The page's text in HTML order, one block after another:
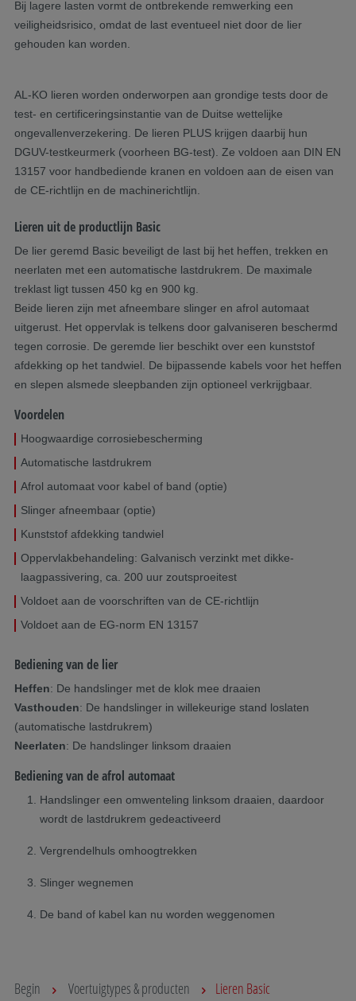
Bij lagere lasten vormt de ontbrekende remwerking een
veiligheidsrisico, omdat de last eventueel niet door de lier
gehouden kan worden.
AL-KO lieren worden onderworpen aan grondige tests door de
test- en certificeringsinstantie van de Duitse wettelijke
ongevallenverzekering. De lieren PLUS krijgen daarbij hun
DGUV-testkeurmerk (voorheen BG-test). Ze voldoen aan DIN EN
13157 voor handbediende kranen en voldoen aan de eisen van
de CE-richtlijn en de machinerichtlijn.
Lieren uit de productlijn Basic
De lier geremd Basic beveiligt de last bij het heffen, trekken en
neerlaten met een automatische lastdrukrem. De maximale
treklast ligt tussen 450 kg en 900 kg.
Beide lieren zijn met afneembare slinger en afrol automaat
uitgerust. Het oppervlak is telkens door galvaniseren beschermd
tegen corrosie. De geremde lier beschikt over een kunststof
afdekking op het tandwiel. De bijpassende kabels voor het heffen
en slepen alsmede sleepbanden zijn optioneel verkrijgbaar.
Voordelen
Hoogwaardige corrosiebescherming
Automatische lastdrukrem
Afrol automaat voor kabel of band (optie)
Slinger afneembaar (optie)
Kunststof afdekking tandwiel
Oppervlakbehandeling: Galvanisch verzinkt met dikke-
laagpassivering, ca. 200 uur zoutsproeitest
Voldoet aan de voorschriften van de CE-richtlijn
Voldoet aan de EG-norm EN 13157
Bediening van de lier
Heffen: De handslinger met de klok mee draaien
Vasthouden: De handslinger in willekeurige stand loslaten
(automatische lastdrukrem)
Neerlaten: De handslinger linksom draaien
Bediening van de afrol automaat
Handslinger een omwenteling linksom draaien, daardoor
wordt de lastdrukrem gedeactiveerd
Vergrendelhuls omhoogtrekken
Slinger wegnemen
De band of kabel kan nu worden weggenomen
Begin Voertuigtypes & producten Lieren Basic